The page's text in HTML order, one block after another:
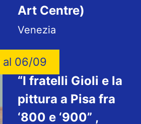
Art Centre)
Venezia
al 06/09
“I fratelli Gioli e la
pittura a Pisa fra
‘800 e ‘900” ,